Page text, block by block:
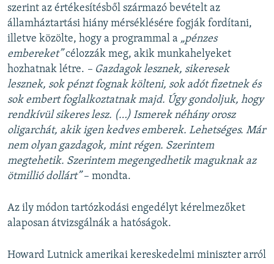
szerint az értékesítésből származó bevételt az
államháztartási hiány mérséklésére fogják fordítani,
illetve közölte, hogy a programmal a „pénzes
embereket”célozzák meg, akik munkahelyeket
hozhatnak létre. – Gazdagok lesznek, sikeresek
lesznek, sok pénzt fognak költeni, sok adót fizetnek és
sok embert foglalkoztatnak majd. Úgy gondoljuk, hogy
rendkívül sikeres lesz. (…) Ismerek néhány orosz
oligarchát, akik igen kedves emberek. Lehetséges. Már
nem olyan gazdagok, mint régen. Szerintem
megtehetik. Szerintem megengedhetik maguknak az
ötmillió dollárt” – mondta.
Az ily módon tartózkodási engedélyt kérelmezőket
alaposan átvizsgálnák a hatóságok.
Howard Lutnick amerikai kereskedelmi miniszter arról